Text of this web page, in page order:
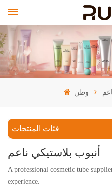
وطن
فئات المنتجات
أنبوب بلاستيكي ناعم
A professional cosmetic tube
experience.